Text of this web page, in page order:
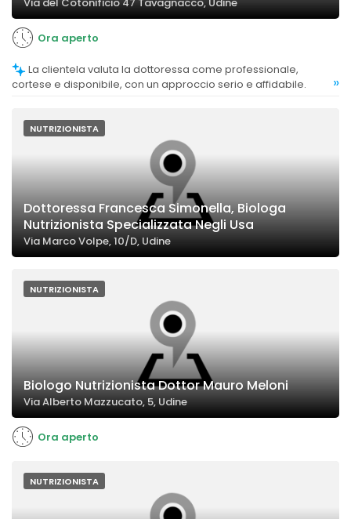
Ora aperto
cortese e disponibile, con un approccio serio e affidabile.
»
NUTRIZIONISTA
Dottoressa Francesca Simonella, Biologa
Nutrizionista Specializzata Negli Usa
Via Marco Volpe, 10/D, Udine
NUTRIZIONISTA
Biologo Nutrizionista Dottor Mauro Meloni
Via Alberto Mazzucato, 5, Udine
Ora aperto
NUTRIZIONISTA